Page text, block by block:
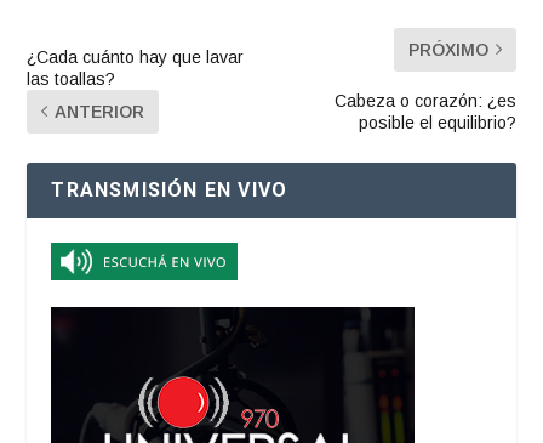
¿Cada cuánto hay que lavar
las toallas?
ANTERIOR
PRÓXIMO
Cabeza o corazón: ¿es
posible el equilibrio?
TRANSMISIÓN EN VIVO